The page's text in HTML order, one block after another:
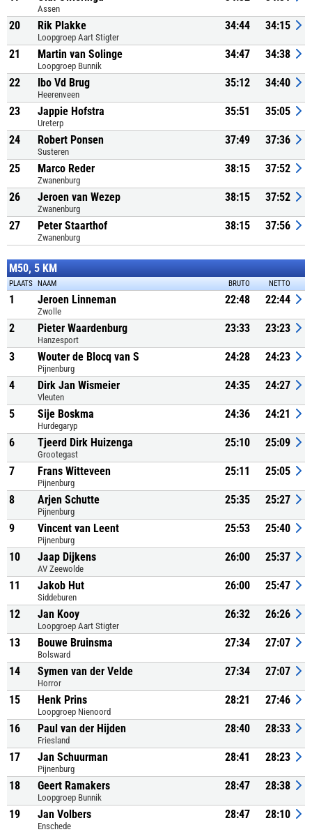
Assen
20 Rik Plakke
Loopgroep Aart Stigter
34:44 34:15
21 Martin van Solinge
Loopgroep Bunnik
34:47 34:38
22 Ibo Vd Brug
Heerenveen
35:12 34:40
23 Jappie Hofstra
Ureterp
35:51 35:05
24 Robert Ponsen
Susteren
37:49 37:36
25 Marco Reder
Zwanenburg
38:15 37:52
26 Jeroen van Wezep
Zwanenburg
38:15 37:52
27 Peter Staarthof
Zwanenburg
38:15 37:56
M50, 5 KM
PLAATS NAAM BRUTO NETTO
1 Jeroen Linneman
Zwolle
22:48 22:44
2 Pieter Waardenburg
Hanzesport
23:33 23:23
3 Wouter de Blocq van S
Pijnenburg
24:28 24:23
4 Dirk Jan Wismeier
Vleuten
24:35 24:27
5 Sije Boskma
Hurdegaryp
24:36 24:21
6 Tjeerd Dirk Huizenga
Grootegast
25:10 25:09
7 Frans Witteveen
Pijnenburg
25:11 25:05
8 Arjen Schutte
Pijnenburg
25:35 25:27
9 Vincent van Leent
Pijnenburg
25:53 25:40
10 Jaap Dijkens
AV Zeewolde
26:00 25:37
11 Jakob Hut
Siddeburen
26:00 25:47
12 Jan Kooy
Loopgroep Aart Stigter
26:32 26:26
13 Bouwe Bruinsma
Bolsward
27:34 27:07
14 Symen van der Velde
Horror
27:34 27:07
15 Henk Prins
Loopgroep Nienoord
28:21 27:46
16 Paul van der Hijden
Friesland
28:40 28:33
17 Jan Schuurman
Pijnenburg
28:41 28:23
18 Geert Ramakers
Loopgroep Bunnik
28:47 28:38
19 Jan Volbers
Enschede
28:47 28:10